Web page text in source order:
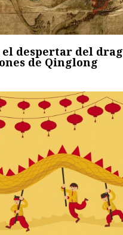
despertar del
de Qinglong